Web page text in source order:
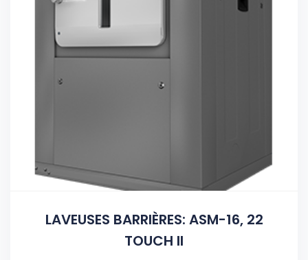
LAVEUSES BARRIÈRES: ASM-16, 22
TOUCH II